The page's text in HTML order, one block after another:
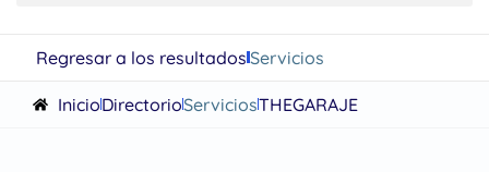
Regresar a los resultadosServicios
InicioDirectorioServiciosTHEGARAJE